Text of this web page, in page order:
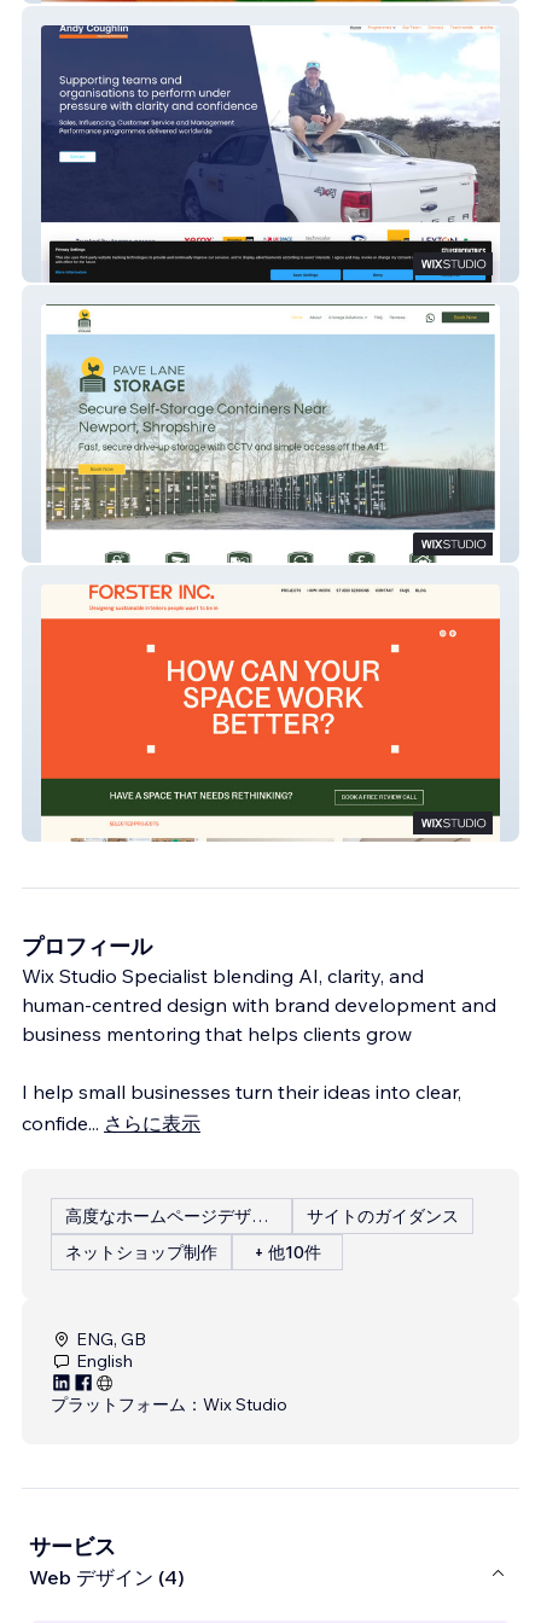
Andy Coughlin Consulting
Forster Inc.
プロフィール
Wix Studio Specialist blending AI, clarity, and
human‑centred design with brand development and
business mentoring that helps clients grow
I help small businesses turn their ideas into clear,
confide... さらに表示
高度なホームページデザイン
サイトのガイダンス
ネットショップ制作
+ 他10件
ENG, GB
English
プラットフォーム： Wix Studio
サービス
Web デザイン (4)